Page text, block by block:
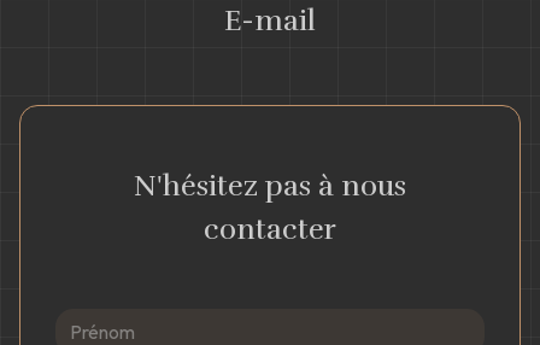
E-mail
N'hésitez pas à nous
contacter